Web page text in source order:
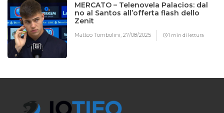
MERCATO – Telenovela Palacios: dal
no al Santos all’offerta flash dello
Zenit
Matteo Tombolini,27/08/2025 1 min di lettura